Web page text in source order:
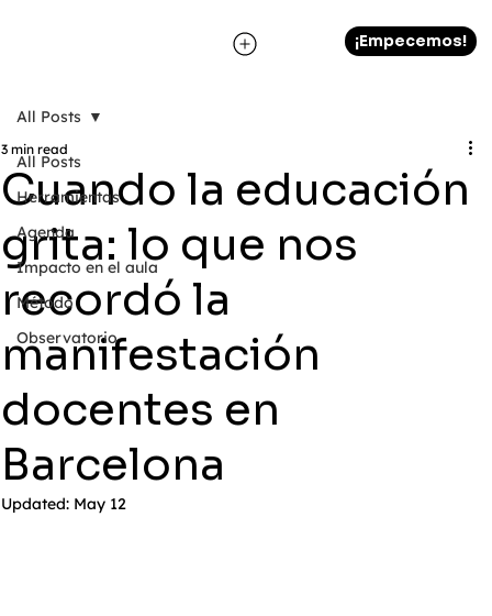
¡Empecemos!
All Posts
Herramientas
Agenda
Impacto en el aula
Método
Observatorio
All Posts
Cuando la educación
grita: lo que nos
recordó la
manifestación
docentes en
Barcelona
3 min read
Updated: May 12